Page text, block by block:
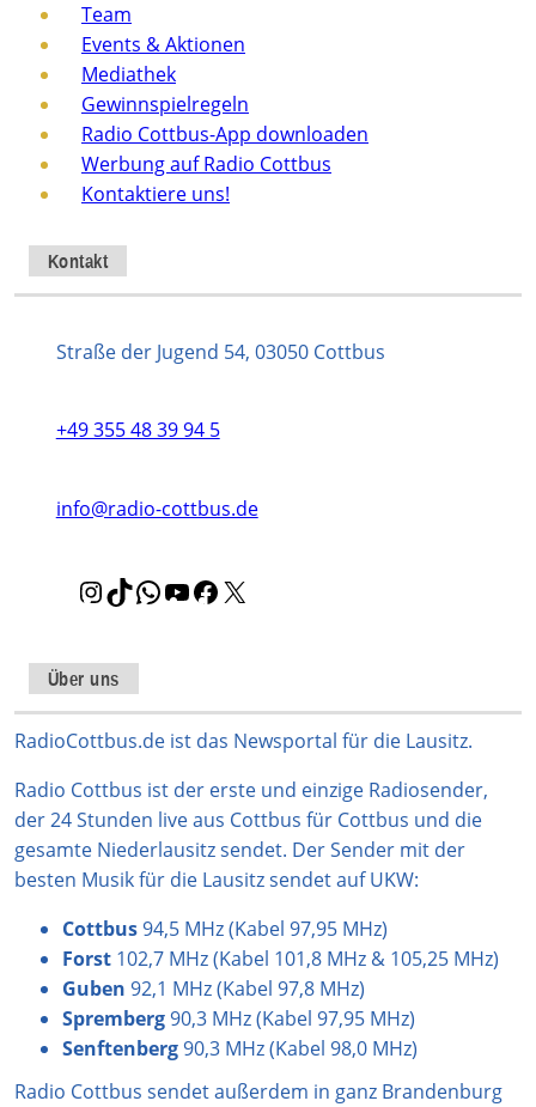
Team
Events & Aktionen
Mediathek
Gewinnspielregeln
Radio Cottbus-App downloaden
Werbung auf Radio Cottbus
Kontaktiere uns!
Kontakt
Straße der Jugend 54, 03050 Cottbus
+49 355 48 39 94 5
info@radio-cottbus.de
I
t
a
g
a
m
T
o
k
W
s
A
p
Y
u
b
F
b
o
k
Über uns
RadioCottbus.de ist das Newsportal für die Lausitz.
Radio Cottbus ist der erste und einzige Radiosender,
der 24 Stunden live aus Cottbus für Cottbus und die
gesamte Niederlausitz sendet. Der Sender mit der
besten Musik für die Lausitz sendet auf UKW:
Cottbus94,5 MHz (Kabel 97,95 MHz)
Forst 102,7 MHz (Kabel 101,8 MHz & 105,25 MHz)
Guben 92,1 MHz (Kabel 97,8 MHz)
Spremberg90,3 MHz (Kabel 97,95 MHz)
Senftenberg90,3 MHz (Kabel 98,0 MHz)
Radio Cottbus sendet außerdem in ganz Brandenburg